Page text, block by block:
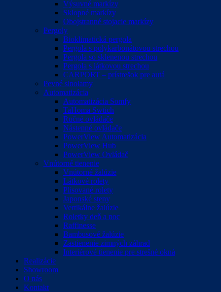
Výsuvné markízy
Sklopné markízy
Obojstranné stojacie markízy
Pergoly
Bioklimatická pergola
Pergola s polykarbonátovou strechou
Pergola so sklenenou strechou
Pergola s látkovou strechou
CARPORT – prístrešok pre autá
Pevné slnolamy
Automatizácia
Automatizácia Somfy
TaHoma Swtich
Ručné ovládače
Nástenné ovládače
PowerView Automatizácia
PowerView Hub
PowerView Ovládač
Vnútorné tienenie
Vnútorné žalúzie
Látkové rolety
Plisované rolety
Japonské steny
Vertikálne žalúzie
Roletky deň a noc
Raffinesse
Bambusové žalúzie
Zastienenie zimných záhrad
Interiérové tienenie pre strešné okná
Realizácie
Showroom
O nás
Kontakt